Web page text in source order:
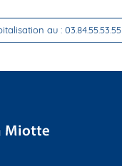
au : 03.84.55.53.55